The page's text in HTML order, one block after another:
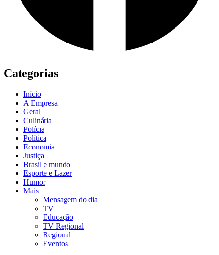
Categorias
Início
A Empresa
Geral
Culinária
Polícia
Política
Economia
Justiça
Brasil e mundo
Esporte e Lazer
Humor
Mais
Mensagem do dia
TV
Educação
TV Regional
Regional
Eventos